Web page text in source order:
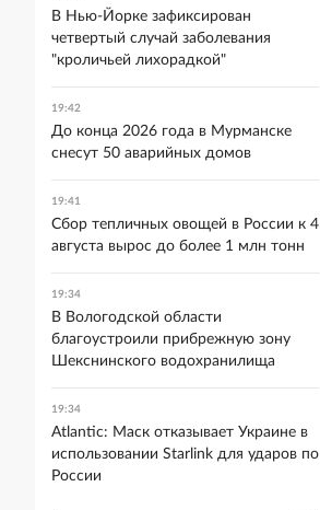
В Нью-Йорке зафиксирован
четвертый случай заболевания
"кроличьей лихорадкой"
19:42
До конца 2026 года в Мурманске
снесут 50 аварийных домов
19:41
Сбор тепличных овощей в России к 4
августа вырос до более 1 млн тонн
19:34
В Вологодской области
благоустроили прибрежную зону
Шекснинского водохранилища
19:34
Atlantic: Маск отказывает Украине в
использовании Starlink для ударов по
России